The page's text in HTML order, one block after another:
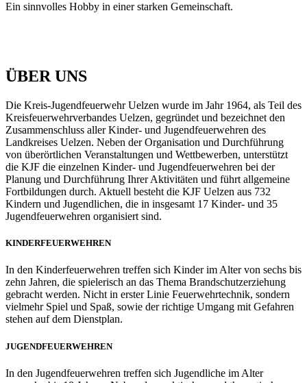
Ein sinnvolles Hobby in einer starken Gemeinschaft.
ÜBER UNS
Die Kreis-Jugendfeuerwehr Uelzen wurde im Jahr 1964, als Teil des
Kreisfeuerwehrverbandes Uelzen, gegründet und bezeichnet den
Zusammenschluss aller Kinder- und Jugendfeuerwehren des
Landkreises Uelzen. Neben der Organisation und Durchführung
von überörtlichen Veranstaltungen und Wettbewerben, unterstützt
die KJF die einzelnen Kinder- und Jugendfeuerwehren bei der
Planung und Durchführung Ihrer Aktivitäten und führt allgemeine
Fortbildungen durch. Aktuell besteht die KJF Uelzen aus 732
Kindern und Jugendlichen, die in insgesamt 17 Kinder- und 35
Jugendfeuerwehren organisiert sind.
KINDERFEUERWEHREN
In den Kinderfeuerwehren treffen sich Kinder im Alter von sechs bis
zehn Jahren, die spielerisch an das Thema Brandschutzerziehung
gebracht werden. Nicht in erster Linie Feuerwehrtechnik, sondern
vielmehr Spiel und Spaß, sowie der richtige Umgang mit Gefahren
stehen auf dem Dienstplan.
JUGENDFEUERWEHREN
In den Jugendfeuerwehren treffen sich Jugendliche im Alter